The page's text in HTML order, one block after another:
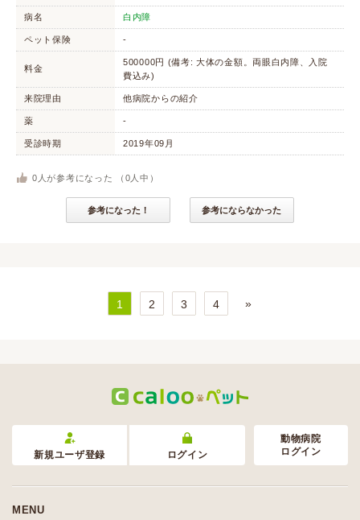
病名 白内障
ペット保険 -
料金
500000円 (備考: 大体の金額。両眼白内障、入院
費込み)
来院理由 他病院からの紹介
薬 -
受診時期 2019年09月
0 人が参考になった （ 0 人中）
参考になった！ 参考にならなかった
1 2 3 4 »
新規ユーザ登録 ログイン
動物病院
ログイン
MENU